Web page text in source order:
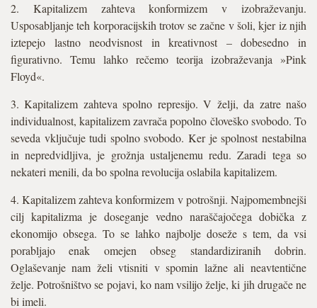
2. Kapitalizem zahteva konformizem v izobraževanju.
Usposabljanje teh korporacijskih trotov se začne v šoli, kjer iz njih
iztepejo lastno neodvisnost in kreativnost – dobesedno in
figurativno. Temu lahko rečemo teorija izobraževanja »Pink
Floyd«.
3. Kapitalizem zahteva spolno represijo. V želji, da zatre našo
individualnost, kapitalizem zavrača popolno človeško svobodo. To
seveda vključuje tudi spolno svobodo. Ker je spolnost nestabilna
in nepredvidljiva, je grožnja ustaljenemu redu. Zaradi tega so
nekateri menili, da bo spolna revolucija oslabila kapitalizem.
4. Kapitalizem zahteva konformizem v potrošnji. Najpomembnejši
cilj kapitalizma je doseganje vedno naraščajočega dobička z
ekonomijo obsega. To se lahko najbolje doseže s tem, da vsi
porabljajo enak omejen obseg standardiziranih dobrin.
Oglaševanje nam želi vtisniti v spomin lažne ali neavtentične
želje. Potrošništvo se pojavi, ko nam vsilijo želje, ki jih drugače ne
bi imeli.